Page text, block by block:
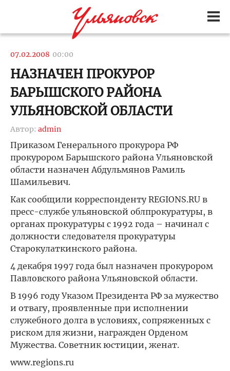
07.02.2008 00:00
НАЗНАЧЕН ПРОКУРОР
БАРЫШСКОГО РАЙОНА
УЛЬЯНОВСКОЙ ОБЛАСТИ
Автор: admin
Приказом Генерального прокурора РФ
прокурором Барышского района Ульяновской
области назначен Абдульмянов Рамиль
Шамильевич.
Как сообщили корреспонденту REGIONS.RU в
пресс-службе ульяновской облпрокуратуры, в
органах прокуратуры с 1992 года – начинал с
должности следователя прокуратуры
Старокулаткинского района.
4 декабря 1997 года был назначен прокурором
Павловского района Ульяновской области.
В 1996 году Указом Президента РФ за мужество
и отвагу, проявленные при исполнении
служебного долга в условиях, сопряженных с
риском для жизни, награжден Орденом
Мужества. Советник юстиции, женат.
www.regions.ru